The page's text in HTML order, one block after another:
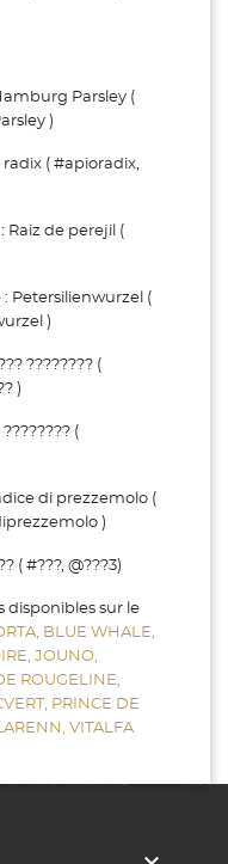
Parsley (
)
radix ( #apioradix,
Raiz de perejil (
Petersilienwurzel (
)
???????? (
)
(
di prezzemolo (
)
( #???, @???3)
disponibles sur le
BLUE WHALE,
JOUNO,
ROUGELINE,
PRINCE DE
VITALFA